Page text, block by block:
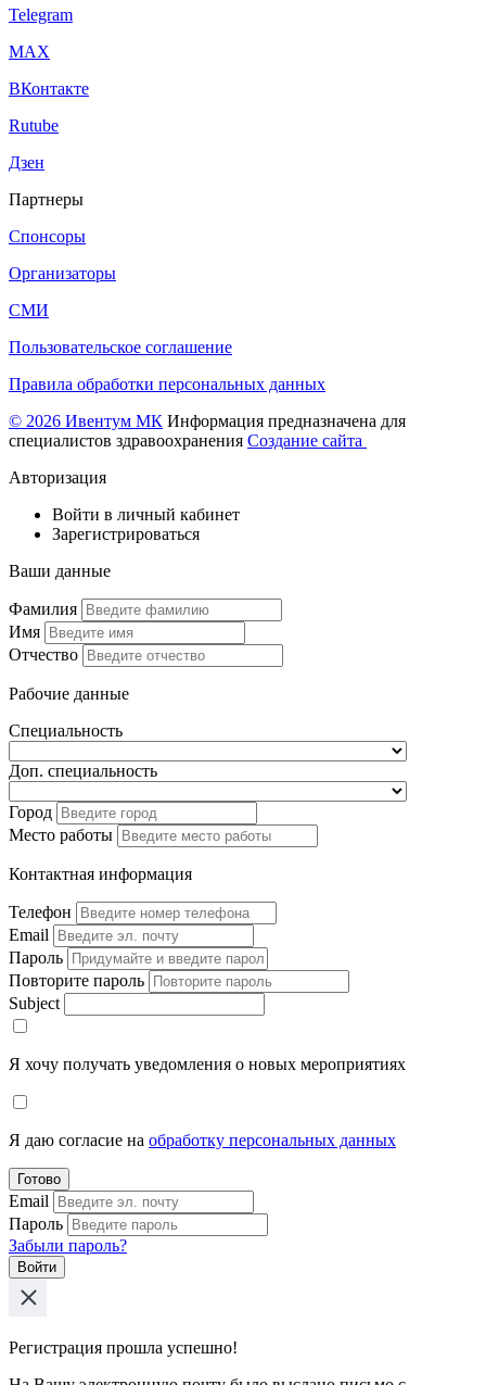
Telegram
МАХ
ВКонтакте
Rutube
Дзен
Партнеры
Спонсоры
Организаторы
СМИ
Пользовательское соглашение
Правила обработки персональных данных
© 2026 Ивентум МК Информация предназначена для
специалистов здравоохранения Создание сайта
Авторизация
Войти в личный кабинет
Зарегистрироваться
Ваши данные
Фамилия
Имя
Отчество
Рабочие данные
Специальность
Доп. специальность
Город
Место работы
Контактная информация
Телефон
Email
Пароль
Повторите пароль
Subject
Я хочу получать уведомления о новых мероприятиях
Я даю согласие на обработку персональных данных
Готово
Email
Пароль
Забыли пароль?
Войти
Регистрация прошла успешно!